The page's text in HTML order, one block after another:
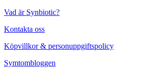
Vad är Synbiotic?
Kontakta oss
Köpvillkor & personuppgiftspolicy
Symtombloggen